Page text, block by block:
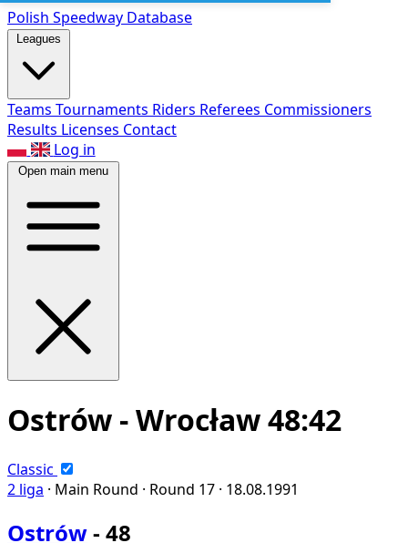
Polish Speedway Database
Leagues
Teams Tournaments Riders Referees Commissioners
Results Licenses Contact
Log in
Open main menu
Ostrów - Wrocław 48:42
Classic
2 liga · Main Round · Round 17 · 18.08.1991
Ostrów- 48